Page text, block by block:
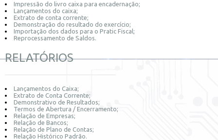
Impressão do livro caixa para encadernação;
Lançamentos do caixa;
Extrato de conta corrente;
Demonstração do resultado do exercício;
Importação dos dados para o Pratic Fiscal;
Reprocessamento de Saldos.
RELATÓRIOS
Lançamentos do Caixa;
Extrato de Conta Corrente;
Demonstrativo de Resultados;
Termos de Abertura / Encerramento;
Relação de Empresas;
Relação de Bancos;
Relação de Plano de Contas;
Relação Histórico Padrão.